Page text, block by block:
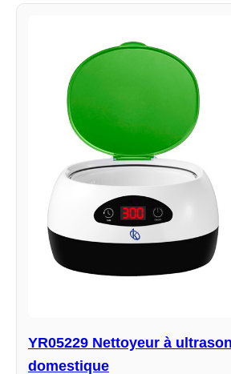
YR05229 Nettoyeur à
domestique